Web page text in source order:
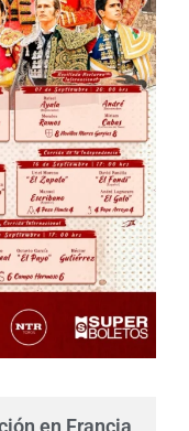
en Francia